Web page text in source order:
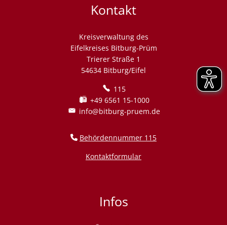
Kontakt
Kreisverwaltung des
Eifelkreises Bitburg-Prüm
Trierer Straße 1
54634 Bitburg/Eifel
115
+49 6561 15-1000
info@bitburg-pruem.de
Behördennummer 115
Kontaktformular
Infos